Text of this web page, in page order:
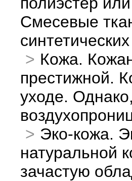
Смесевые
Кожа.
престижной.
уходе.
Эко-кожа.
натуральной
зачастую